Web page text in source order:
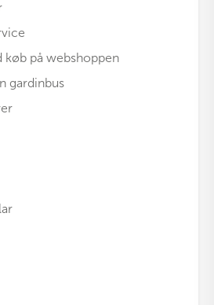
køb på webshoppen
gardinbus